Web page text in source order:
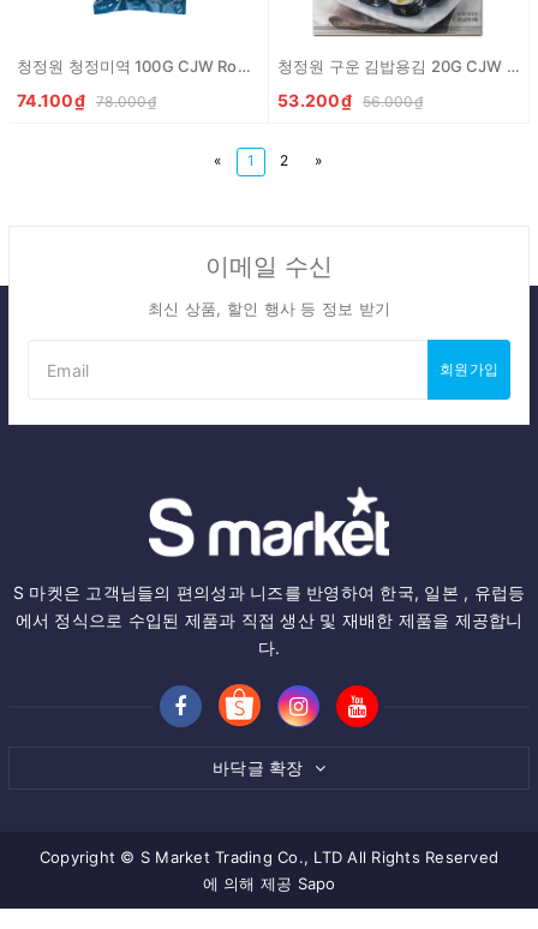
청정원 청정미역 100G CJW Rong bien kho
74.100₫ 78.000₫
청정원 구운 김밥용김 20G CJW La Kim cuon com
53.200₫ 56.000₫
« 1 2 »
이메일 수신
최신 상품, 할인 행사 등 정보 받기
회원가입
S 마켓은 고객님들의 편의성과 니즈를 반영하여 한국, 일본 , 유럽등
에서 정식으로 수입된 제품과 직접 생산 및 재배한 제품을 제공합니
다.
바닥글 확장
Copyright © S Market Trading Co., LTD All Rights Reserved
에 의해 제공 Sapo